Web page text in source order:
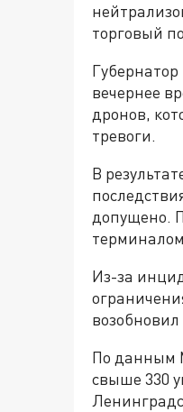
торговый
вечернее
дронов,
тревоги.
В
допущено.
Из-за
По данным
свыше 330